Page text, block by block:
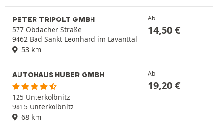
PETER TRIPOLT GMBH
577 Obdacher Straße
9462 Bad Sankt Leonhard im Lavanttal
53 km
Ab
14,50€
AUTOHAUS HUBER GMBH
125 Unterkolbnitz
9815 Unterkolbnitz
68 km
Ab
19,20€